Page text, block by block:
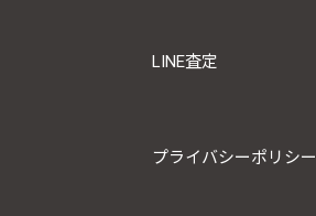
LINE査定
プライバシーポリシー